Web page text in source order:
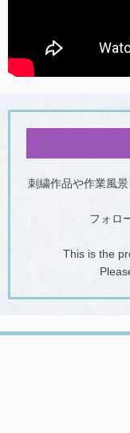
刺繍作品や作業風
フォロ
This is the